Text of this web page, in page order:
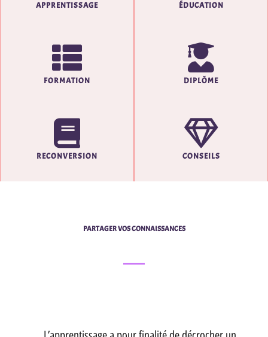
APPRENTISSAGE ÉDUCATION
FORMATION DIPLÔME
RECONVERSION CONSEILS
PARTAGER VOS CONNAISSANCES